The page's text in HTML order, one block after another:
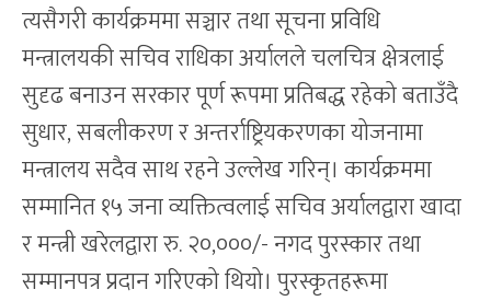
त्यसैगरी कार्यक्रममा सञ्चार तथा सूचना प्रविधि
मन्त्रालयकी सचिव राधिका अर्यालले चलचित्र क्षेत्रलाई
सुदृढ बनाउन सरकार पूर्ण रूपमा प्रतिबद्ध रहेको बताउँदै
सुधार, सबलीकरण र अन्तर्राष्ट्रियकरणका योजनामा
मन्त्रालय सदैव साथ रहने उल्लेख गरिन्। कार्यक्रममा
सम्मानित १५ जना व्यक्तित्वलाई सचिव अर्यालद्वारा खादा
र मन्त्री खरेलद्वारा रु. २०,०००/- नगद पुरस्कार तथा
सम्मानपत्र प्रदान गरिएको थियो। पुरस्कृतहरूमा